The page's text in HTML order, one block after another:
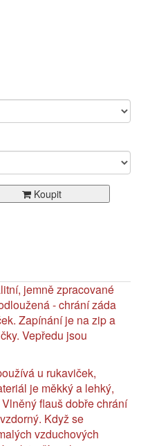
Koupit
jemně zpracované
- chrání záda
Zapínání je na zip a
Vepředu jsou
u rukaviček,
je měkký a lehký,
flauš dobře chrání
Když se
vzduchových